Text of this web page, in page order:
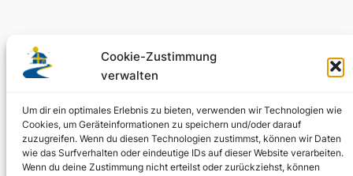
Cookie-Zustimmung
verwalten
Um dir ein optimales Erlebnis zu bieten, verwenden wir Technologien wie
Cookies, um Geräteinformationen zu speichern und/oder darauf
zuzugreifen. Wenn du diesen Technologien zustimmst, können wir Daten
wie das Surfverhalten oder eindeutige IDs auf dieser Website verarbeiten.
Wenn du deine Zustimmung nicht erteilst oder zurückziehst, können
Schwedenladen.
Auch perfekt als Geschenk.